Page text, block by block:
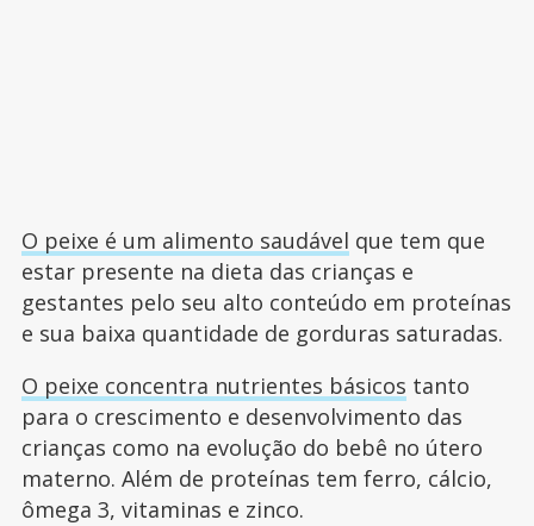
O peixe é um alimento saudável que tem que
estar presente na dieta das crianças e
gestantes pelo seu alto conteúdo em proteínas
e sua baixa quantidade de gorduras saturadas.
O peixe concentra nutrientes básicos tanto
para o crescimento e desenvolvimento das
crianças como na evolução do bebê no útero
materno. Além de proteínas tem ferro, cálcio,
ômega 3, vitaminas e zinco.